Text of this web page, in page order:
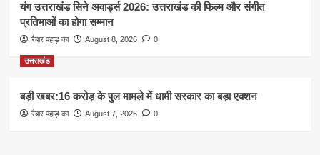
यंग उत्तराखंड सिने अवार्ड्स 2026: उत्तराखंड की फिल्म और संगीत
प्रतिभाओं का होगा सम्मान
रैबार पहाड़ का August 8, 2026 0
उत्तराखंड
बड़ी खबर:16 करोड़ के पुल मामले में धामी सरकार का बड़ा एक्शन
रैबार पहाड़ का August 7, 2026 0